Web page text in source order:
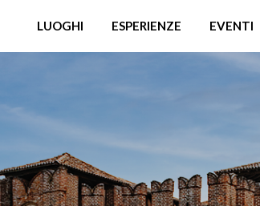
LUOGHI ESPERIENZE EVENTI